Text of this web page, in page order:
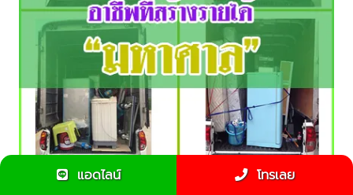
แอดไลน์ โทรเลย